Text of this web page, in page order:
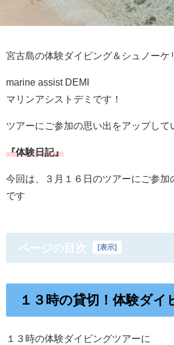
宮古島の体験ダイビング＆シュノーケ
marine assist DEMI
マリンアシストデミです！
ツアーにご参加の思い出をアップして
『体験日記』
今回は、３月１６日のツアーにご参加
です
ページの目次 [表示]
１３時の貸切！体験ダイ
１３時の体験ダイビングツアーに